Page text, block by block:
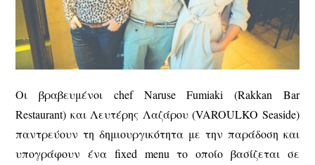
Οι βραβευμένοι chef Naruse Fumiaki (Rakkan Bar
Restaurant) καιΛευτέρης Λαζάρου (VAROULKO Seaside)
παντρεύουν τη δημιουργικότητα με την παράδοση και
υπογράφουν ένα fixed menu το οποίο βασίζεται σε